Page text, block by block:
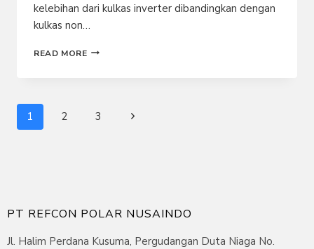
kelebihan dari kulkas inverter dibandingkan dengan
kulkas non…
READ MOREKELEBIHAN
Page
1 2 3
Next
PT REFCON POLAR NUSAINDO
Jl. Halim Perdana Kusuma, Pergudangan Duta Niaga No.